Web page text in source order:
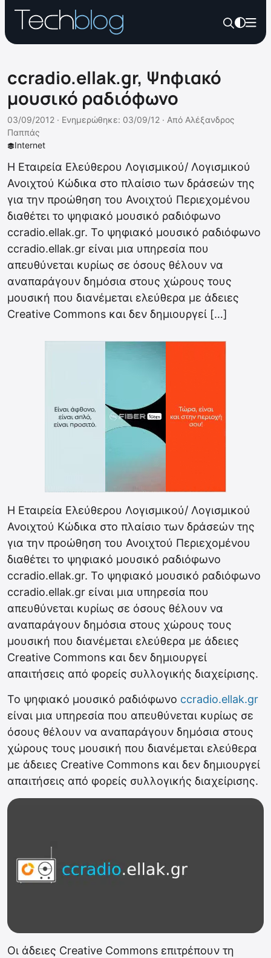
ccradio.ellak.gr, Ψηφιακό
μουσικό ραδιόφωνο
Internet
03/09/2012 · Ενημερώθηκε: 03/09/12 · Από Αλέξανδρος
Παππάς
Η Εταιρεία Ελεύθερου Λογισμικού/ Λογισμικού
Ανοιχτού Κώδικα στο πλαίσιο των δράσεών της
για την προώθηση του Ανοιχτού Περιεχομένου
διαθέτει το ψηφιακό μουσικό ραδιόφωνο
ccradio.ellak.gr. Το ψηφιακό μουσικό ραδιόφωνο
ccradio.ellak.gr είναι μια υπηρεσία που
απευθύνεται κυρίως σε όσους θέλουν να
αναπαράγουν δημόσια στους χώρους τους
μουσική που διανέμεται ελεύθερα με άδειες
Creative Commons και δεν δημιουργεί […]
Η Εταιρεία Ελεύθερου Λογισμικού/ Λογισμικού
Ανοιχτού Κώδικα στο πλαίσιο των δράσεών της
για την προώθηση του Ανοιχτού Περιεχομένου
διαθέτει το ψηφιακό μουσικό ραδιόφωνο
ccradio.ellak.gr. Το ψηφιακό μουσικό ραδιόφωνο
ccradio.ellak.gr είναι μια υπηρεσία που
απευθύνεται κυρίως σε όσους θέλουν να
αναπαράγουν δημόσια στους χώρους τους
μουσική που διανέμεται ελεύθερα με άδειες
Creative Commons και δεν δημιουργεί
απαιτήσεις από φορείς συλλογικής διαχείρισης.
Το ψηφιακό μουσικό ραδιόφωνο ccradio.ellak.gr
είναι μια υπηρεσία που απευθύνεται κυρίως σε
όσους θέλουν να αναπαράγουν δημόσια στους
χώρους τους μουσική που διανέμεται ελεύθερα
με άδειες Creative Commons και δεν δημιουργεί
απαιτήσεις από φορείς συλλογικής διαχείρισης.
Οι άδειες Creative Commons επιτρέπουν τη